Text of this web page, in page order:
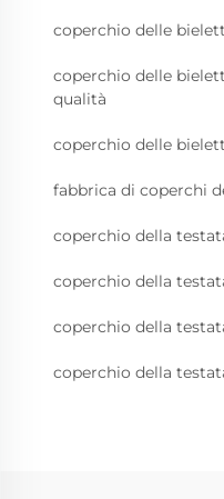
coperchio delle
coperchio delle
qualità
coperchio delle
fabbrica di coperchi
coperchio della
coperchio della
coperchio della
coperchio della